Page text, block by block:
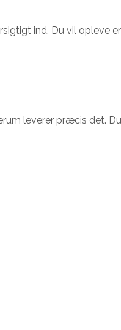
ind. Du vil opleve
leverer præcis det.